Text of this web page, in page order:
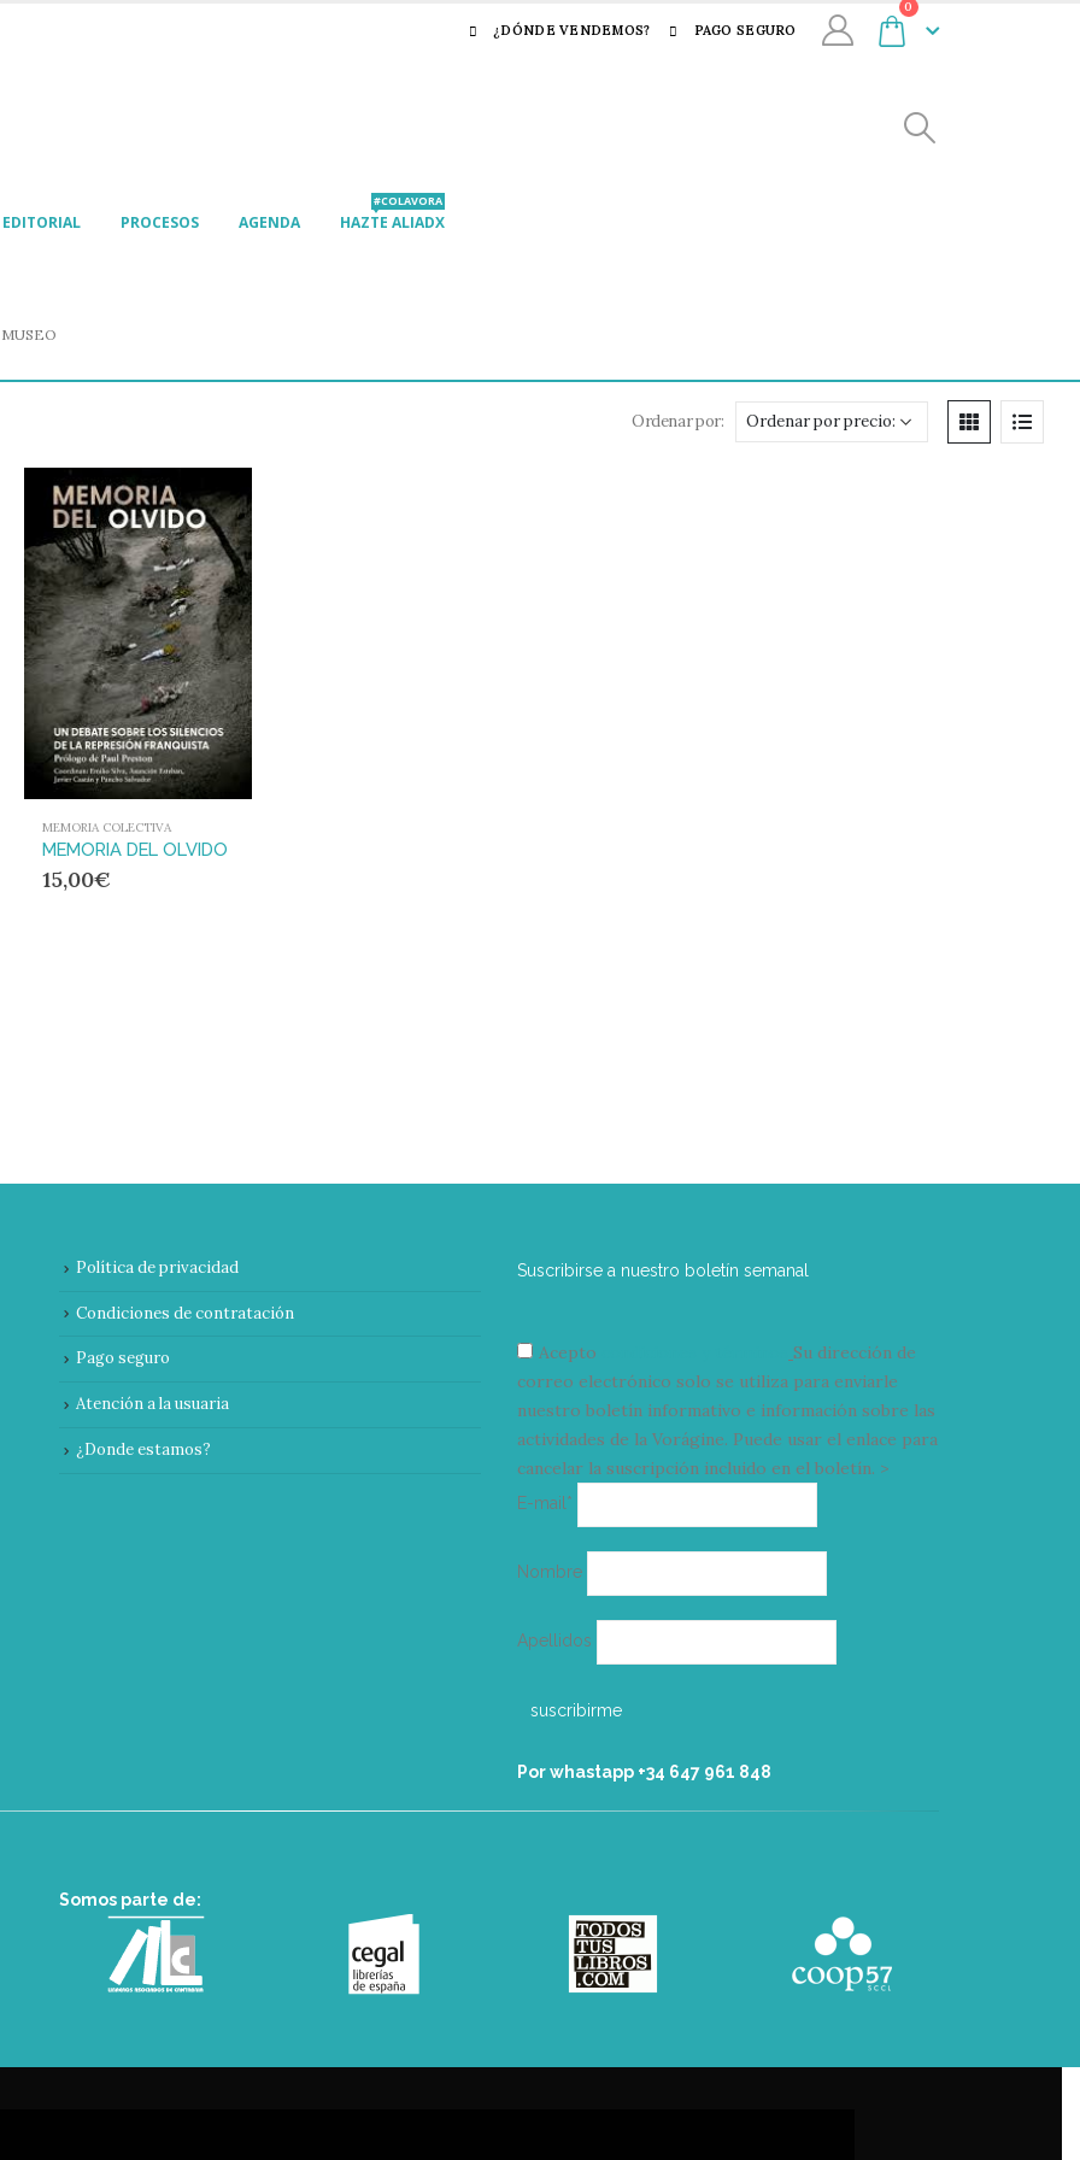
¿DÓNDE VENDEMOS? PAGO SEGURO
0
EDITORIAL PROCESOS AGENDA HAZTE ALIADX
#COLAVORA
Ordenar por:
MEMORIA COLECTIVA
MEMORIA DEL OLVIDO
15,00€
Política de privacidad
Condiciones de contratación
Pago seguro
Atención a la usuaria
¿Donde estamos?
Suscribirse a nuestro boletín semanal
Acepto
Su dirección de
correo electrónico solo se utiliza para enviarle
nuestro boletín informativo e información sobre las
actividades de la Vorágine. Puede usar el enlace para
cancelar la suscripción incluido en el boletín. >
E-mail*
electrónico
Nombre
Apellidos
Por whastapp +34 ‭647 961 848‬
Somos parte de: